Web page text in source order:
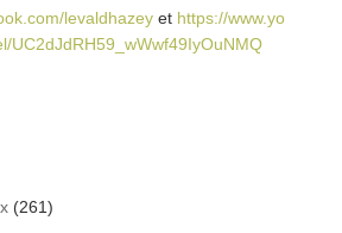
levaldhazeyet https://www.yo
UC2dJdRH59_wWwf49IyOuNMQ
(261)